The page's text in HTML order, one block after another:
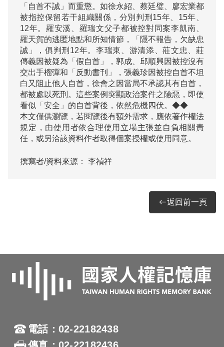
「自首不誠」而重懲。如徐永紹、蔡廷璧、廖宏業都
被指控保留若干組織關係，分別判刑15年、15年、
12年。羅安溪、羅瑞文父子都被控對同案李凱南、
羅天賀的逃匿地點和所知情節，「隱不報告，欠缺忠
誠」，俱判刑12年。李瑞東、游清添、莊文忠、莊
傳義因被疑為「假自首」，郭成、邱順興因被控沒有
交出手榴彈和「反動書刊」，張義珍因被控自首不坦
白又阻止他人自首，徐會之因當局不承認其有自首，
都被處以死刑。這些案例突顯政治案件之險惡，即使
看似「安全」的自首背後，依然危機四伏。◆◆
本文僅供瀏覽，若閱覽後有額外需求，應依著作權法
規定，由使用者依合理使用立場主張並自負相關責
任，或另洽該資料作者取得個案授權或使用同意。
撰寫者/資料來源： 李禎祥
返回前一頁
電話：02-22182438